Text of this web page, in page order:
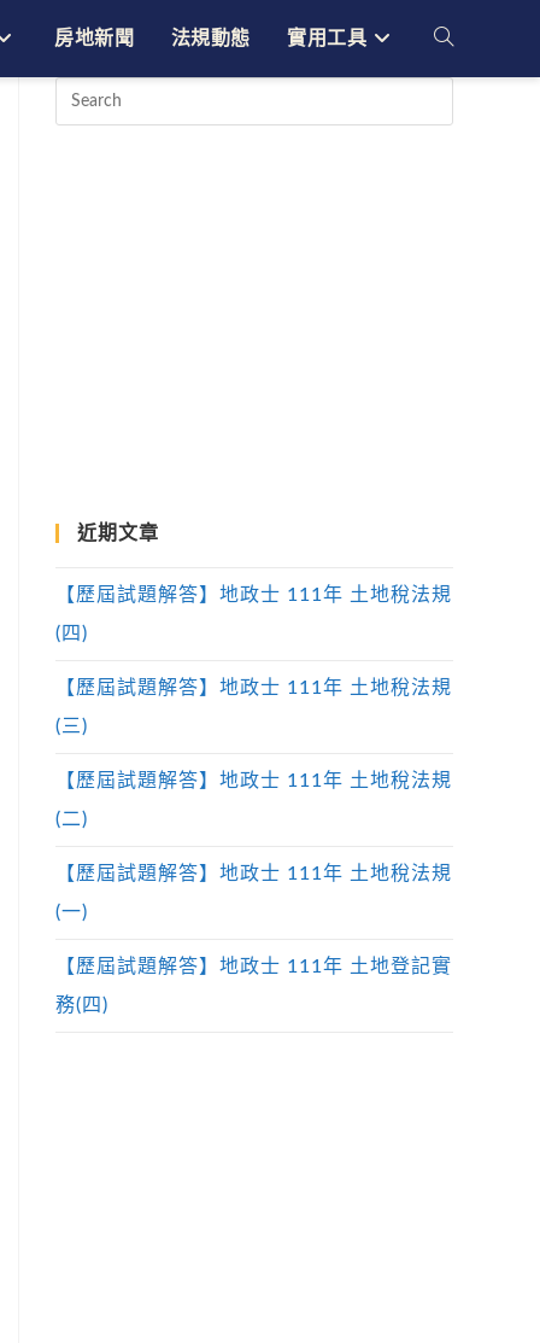
房地新聞 法規動態 實用工具 Toggle
近期文章
【歷屆試題解答】地政士 111年 土地稅法規
(四)
【歷屆試題解答】地政士 111年 土地稅法規
(三)
【歷屆試題解答】地政士 111年 土地稅法規
(二)
【歷屆試題解答】地政士 111年 土地稅法規
(一)
【歷屆試題解答】地政士 111年 土地登記實
務(四)